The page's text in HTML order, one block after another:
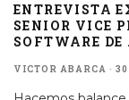
ENTREVISTA
SENIOR VICE
SOFTWARE DE
VICTOR ABARCA ·